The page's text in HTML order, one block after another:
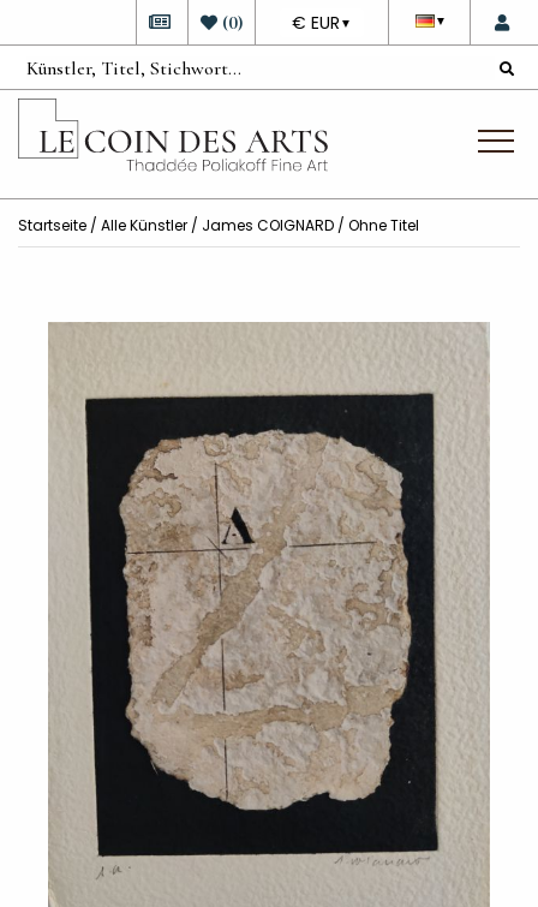
▼
DEVISE
€ EUR ▼
(0)
Startseite / Alle Künstler / James COIGNARD / Ohne Titel